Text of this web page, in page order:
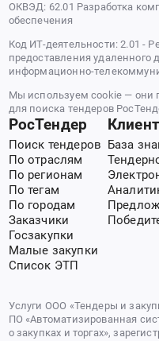
ОКВЭД: 62.01 Разработка
обеспечения
Код ИТ-деятельности: 2.01 -
предоставления удаленного
информационно-
Мы используем cookie — они
для поиска тендеров
РосТендер
Поиск тендеров
По отраслям
По регионам
По тегам
По городам
Заказчики
Госзакупки
Малые закупки
Список ЭТП
База
Услуги ООО «Тендеры и
ПО «Автоматизированная
о закупках и торгах»,